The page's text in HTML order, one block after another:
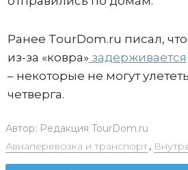
Ранее TourDom.ru писал,
из-за «ковра» задерживается
– некоторые не могут
четверга.
Автор: Редакция TourDom.ru
Авиаперевозка и транспорт,